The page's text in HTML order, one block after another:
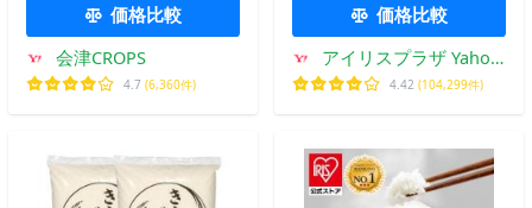
価格比較
会津CROPS
4.7 (6,360件)
価格比較
アイリスプラザ Yahoo!
店
4.42 (104,299件)